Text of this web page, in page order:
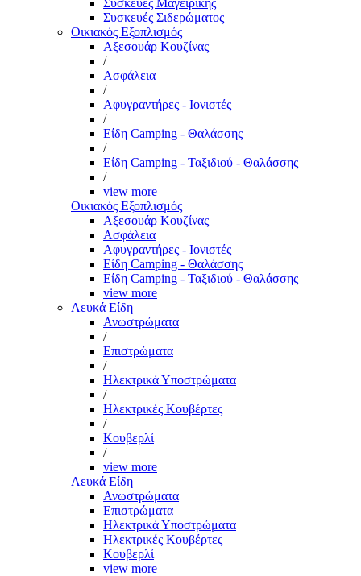
Συσκευές Μαγειρικής
Συσκευές Σιδερώματος
Οικιακός Εξοπλισμός
Αξεσουάρ Κουζίνας
/
Ασφάλεια
/
Αφυγραντήρες - Ιονιστές
/
Είδη Camping - Θαλάσσης
/
Είδη Camping - Ταξιδιού - Θαλάσσης
/
view more
Οικιακός Εξοπλισμός
Αξεσουάρ Κουζίνας
Ασφάλεια
Αφυγραντήρες - Ιονιστές
Είδη Camping - Θαλάσσης
Είδη Camping - Ταξιδιού - Θαλάσσης
view more
Λευκά Είδη
Ανωστρώματα
/
Επιστρώματα
/
Ηλεκτρικά Υποστρώματα
/
Ηλεκτρικές Κουβέρτες
/
Κουβερλί
/
view more
Λευκά Είδη
Ανωστρώματα
Επιστρώματα
Ηλεκτρικά Υποστρώματα
Ηλεκτρικές Κουβέρτες
Κουβερλί
view more